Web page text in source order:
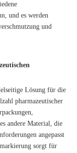
und es werden
und
Lösung für die
pharmazeutischer
andere Material, die
angepasst
sorgt für